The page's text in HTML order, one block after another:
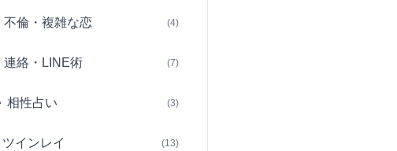
不倫・複雑な恋 (4)
連絡・LINE術 (7)
相性占い (3)
ツインレイ (13)